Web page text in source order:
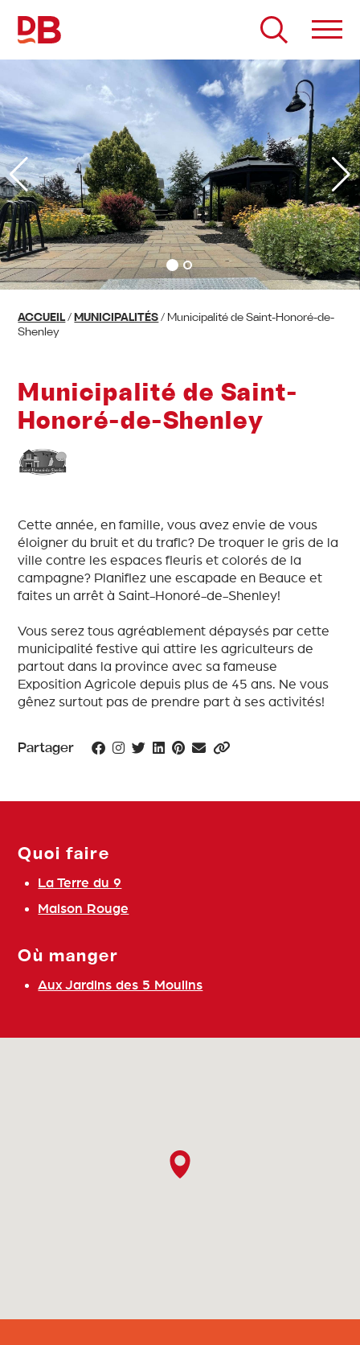
contenu
ACCUEIL / MUNICIPALITÉS / Municipalité de Saint-Honoré-de-
Shenley
Municipalité de Saint-
Honoré-de-Shenley
Cette année, en famille, vous avez envie de vous
éloigner du bruit et du trafic? De troquer le gris de la
ville contre les espaces fleuris et colorés de la
campagne? Planifiez une escapade en Beauce et
faites un arrêt à Saint-Honoré-de-Shenley!
Vous serez tous agréablement dépaysés par cette
municipalité festive qui attire les agriculteurs de
partout dans la province avec sa fameuse
Exposition Agricole depuis plus de 45 ans. Ne vous
gênez surtout pas de prendre part à ses activités!
Partager
Quoi faire
La Terre du 9
Maison Rouge
Où manger
Aux Jardins des 5 Moulins